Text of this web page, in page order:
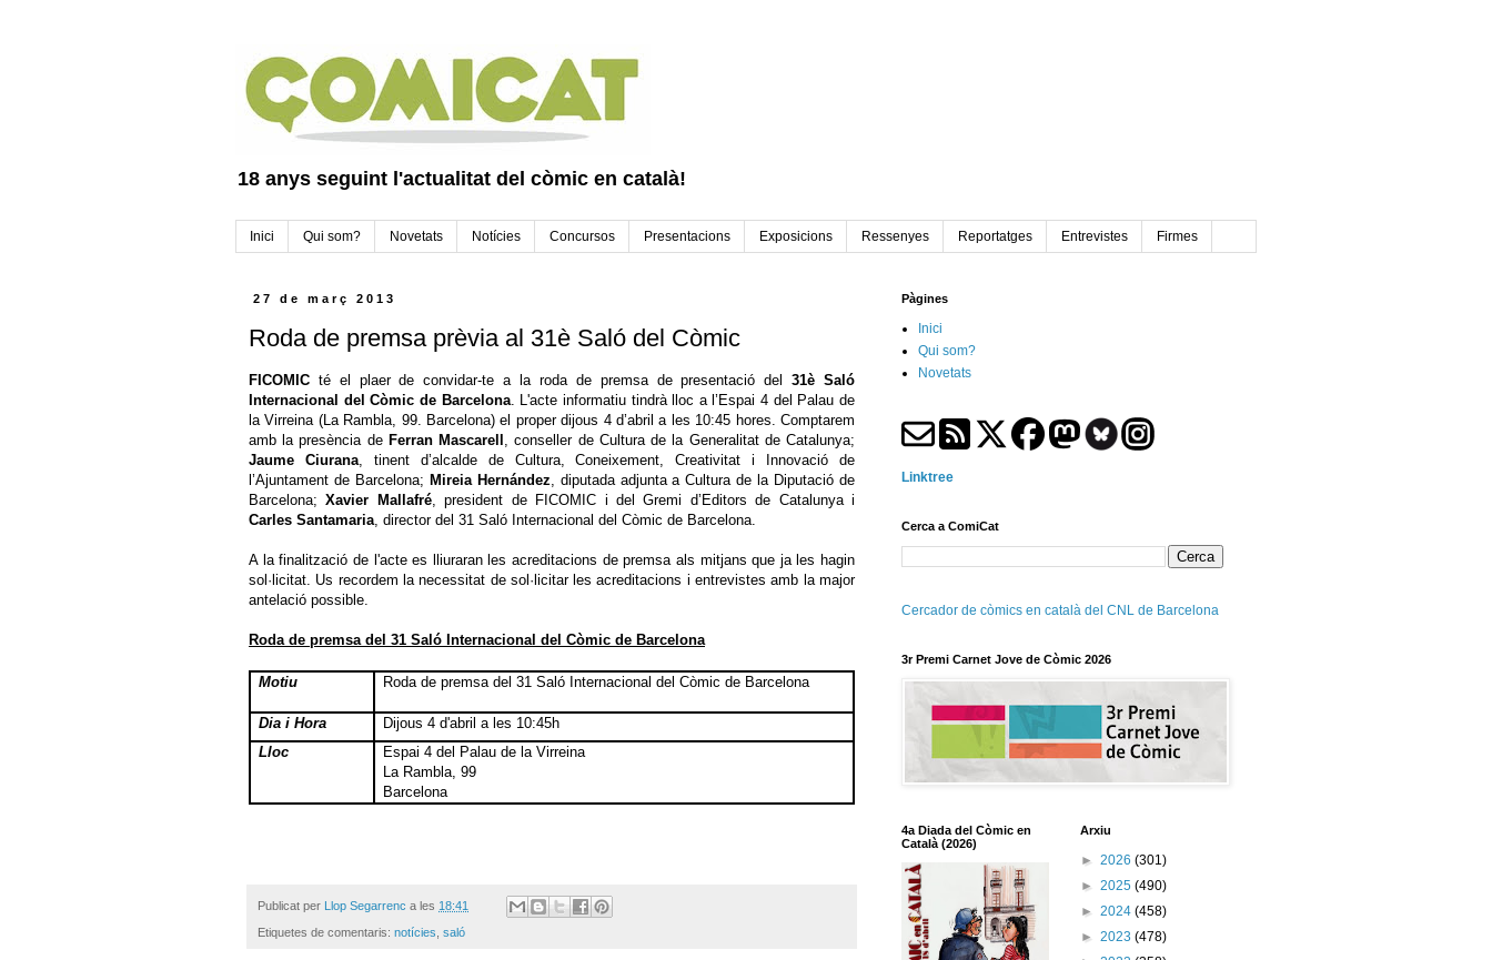
18 anys seguint l'actualitat del còmic en català!
Inici Qui som? Novetats Notícies Concursos Presentacions Exposicions Ressenyes Reportatges Entrevistes Firmes
27 de març 2013
Roda de premsa prèvia al 31è Saló del Còmic
FICOMIC té el plaer de convidar-te a la roda de premsa de presentació del31è Saló
Internacional del Còmic de Barcelona. L'acte informatiu tindrà lloc a l’Espai 4 del Palau de
la Virreina (La Rambla, 99. Barcelona) el proper dijous 4 d’abril a les 10:45 hores. Comptarem
amb la presència de Ferran Mascarell , conseller de Cultura de la Generalitat de Catalunya;
Jaume Ciurana, tinent d’alcalde de Cultura, Coneixement, Creativitat i Innovació de
l’Ajuntament de Barcelona; Mireia Hernández, diputada adjunta a Cultura de la Diputació de
Barcelona;Xavier Mallafré, president de FICOMIC i del Gremi d’Editors de Catalunya i
Carles Santamaria, director del 31 Saló Internacional del Còmic de Barcelona.
A la finalització de l'acte es lliuraran les acreditacions de premsa als mitjans que ja les hagin
sol·licitat. Us recordem la necessitat de sol·licitar les acreditacions i entrevistes amb la major
antelació possible.
Roda de premsa del 31 Saló Internacional del Còmic de Barcelona
Motiu Roda de premsa del 31 Saló Internacional del Còmic de Barcelona
Dia i Hora
Dijous 4 d'abril a les 10:45h
Lloc
Espai 4 del Palau de la Virreina
La Rambla, 99
Barcelona
Publicat per Llop Segarrenc a les 18:41
Etiquetes de comentaris: notícies, saló
Pàgines
Inici
Qui som?
Novetats
Linktree
Cerca a ComiCat
Cercador de còmics en català del CNL de Barcelona
3r Premi Carnet Jove de Còmic 2026
4a Diada del Còmic en
Català (2026)
Arxiu
► 2026 (301)
► 2025 (490)
► 2024 (458)
► 2023 (478)